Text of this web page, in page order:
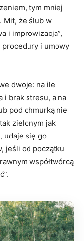
tym mniej
Mit, że ślub w
i improwizacja”,
procedury i umowy
dwoje: na ile
i brak stresu, a na
pod chmurką nie
zielonym jak
udaje się go
jeśli od początku
współtwórcą